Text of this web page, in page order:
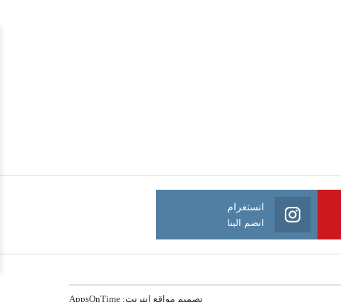
انستغرام
انضم الينا
تصميم مواقع انترنت: AppsOnTime